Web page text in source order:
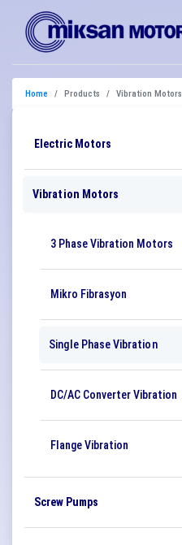
Home Products Vibration Motors
Electric Motors
Vibration Motors
3 Phase Vibration Motors
Mikro Fibrasyon
Single Phase Vibration
DC/AC Converter Vibration
Flange Vibration
Screw Pumps